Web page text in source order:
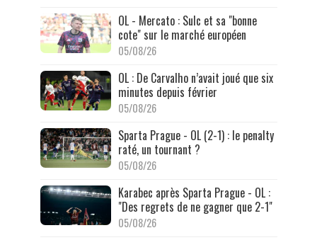
OL - Mercato : Sulc et sa "bonne
cote" sur le marché européen
05/08/26
OL : De Carvalho n’avait joué que six
minutes depuis février
05/08/26
Sparta Prague - OL (2-1) : le penalty
raté, un tournant ?
05/08/26
Karabec après Sparta Prague - OL :
"Des regrets de ne gagner que 2-1"
05/08/26